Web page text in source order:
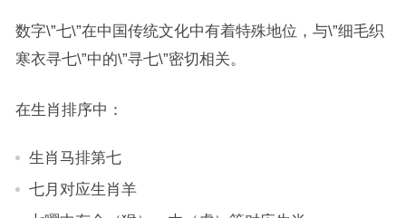
数字\”七\”在中国传统文化中有着特殊地位，与\”细毛织
寒衣寻七\”中的\”寻七\”密切相关。
在生肖排序中：
生肖马排第七
七月对应生肖羊